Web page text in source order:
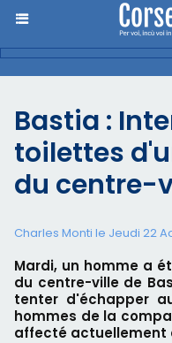
Bastia :
toilettes
du centre-
Charles Monti le Jeudi 22
Mardi, un homme a
du centre-ville de
tenter d'échapper
hommes de la
affecté actuellement